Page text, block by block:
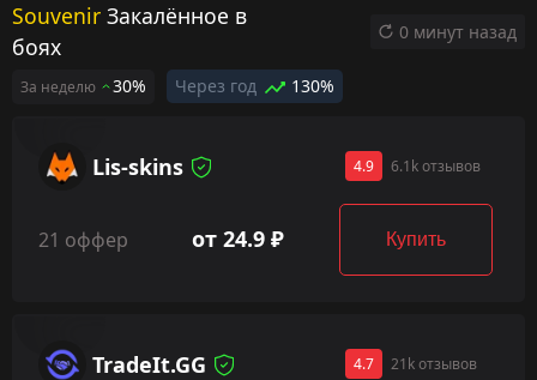
Souvenir Закалённое в
боях
За неделю 30% Через год 130%
0 минут назад
Lis-skins 4.9 6.1k отзывов
21 оффер от 24.9 ₽ Купить
TradeIt.GG 4.7 21k отзывов